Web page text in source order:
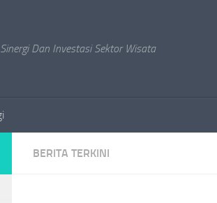
Sinergi Dan Investasi Sektor Wisata
BERITA TERKINI